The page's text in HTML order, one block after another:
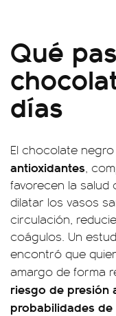
Qué
días
El chocolate
antioxidantes,
favorecen la salud
dilatar los vasos
circulación,
coágulos. Un
encontró que
amargo de forma
riesgo de presión
probabilidades